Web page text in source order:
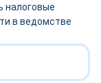
налоговые
в ведомстве